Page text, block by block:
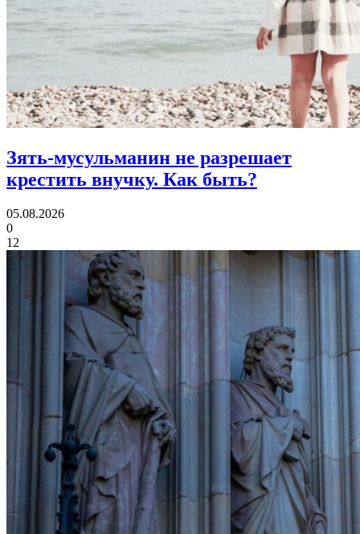
Зять-мусульманин не разрешает
крестить внучку. Как быть?
05.08.2026
0
12